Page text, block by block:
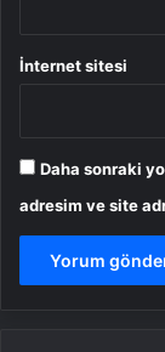
İnternet sitesi
Daha sonraki
adresim ve site